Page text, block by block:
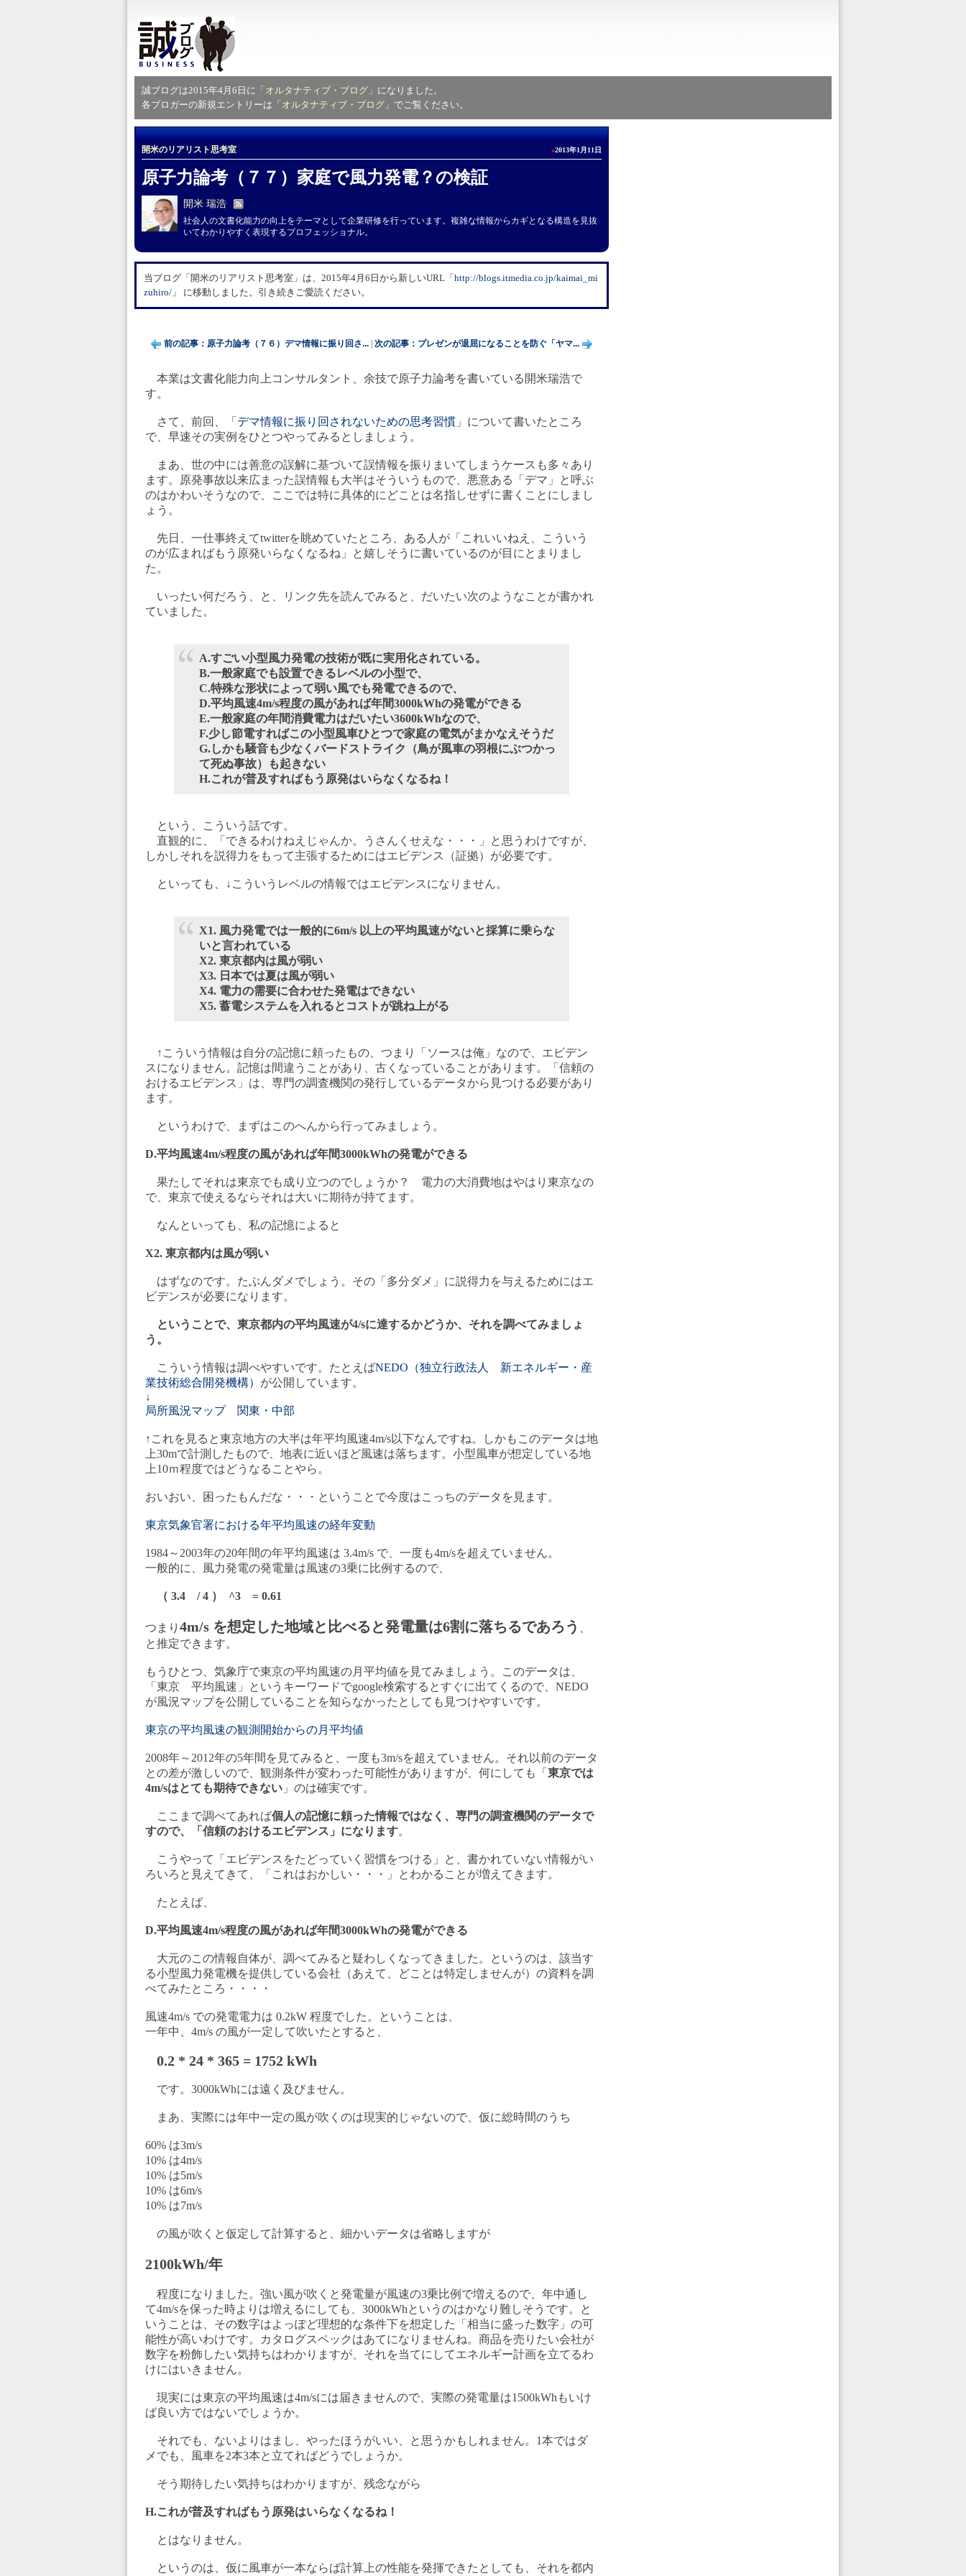
誠ブログは2015年4月6日に「 オルタナティブ・ブログ 」になりました。
各ブロガーの新規エントリーは「 オルタナティブ・ブログ 」でご覧ください。
»2013年1月11日
開米のリアリスト思考室
原子力論考（７７）家庭で風力発電？の検証
開米 瑞浩
社会人の文書化能力の向上をテーマとして企業研修を行っています。複雑な情報からカギとなる構造を見抜
いてわかりやすく表現するプロフェッショナル。
当ブログ「開米のリアリスト思考室」は、2015年4月6日から新しいURL「 ​http://blogs.itmedia.co.jp/kaimai_mi
zuhiro/ 」 に移動しました。引き続きご愛読ください。
前の記事：原子力論考（７６）デマ情報に振り回さ... 次の記事：プレゼンが退屈になることを防ぐ「ヤマ...
本業は文書化能力向上コンサルタント、余技で原子力論考を書いている開米瑞浩で
す。
さて、前回、「 デマ情報に振り回されないための思考習慣 」について書いたところ
で、早速その実例をひとつやってみるとしましょう。
まあ、世の中には善意の誤解に基づいて誤情報を振りまいてしまうケースも多々あり
ます。原発事故以来広まった誤情報も大半はそういうもので、悪意ある「デマ」と呼ぶ
のはかわいそうなので、ここでは特に具体的にどことは名指しせずに書くことにしまし
ょう。
先日、一仕事終えてtwitterを眺めていたところ、ある人が「これいいねえ、こういう
のが広まればもう原発いらなくなるね」と嬉しそうに書いているのが目にとまりまし
た。
いったい何だろう、と、リンク先を読んでみると、だいたい次のようなことが書かれ
ていました。
A.すごい小型風力発電の技術が既に実用化されている。
B.一般家庭でも設置できるレベルの小型で、
C.特殊な形状によって弱い風でも発電できるので、
D.平均風速4m/s程度の風があれば年間3000kWhの発電ができる
E.一般家庭の年間消費電力はだいたい3600kWhなので、
F.少し節電すればこの小型風車ひとつで家庭の電気がまかなえそうだ
G.しかも騒音も少なくバードストライク（鳥が風車の羽根にぶつかっ
て死ぬ事故）も起きない
H.これが普及すればもう原発はいらなくなるね！
という、こういう話です。
直観的に、「できるわけねえじゃんか。うさんくせえな・・・」と思うわけですが、
しかしそれを説得力をもって主張するためにはエビデンス（証拠）が必要です。
といっても、↓こういうレベルの情報ではエビデンスになりません。
X1. 風力発電では一般的に6m/s 以上の平均風速がないと採算に乗らな
いと言われている
X2. 東京都内は風が弱い
X3. 日本では夏は風が弱い
X4. 電力の需要に合わせた発電はできない
X5. 蓄電システムを入れるとコストが跳ね上がる
↑こういう情報は自分の記憶に頼ったもの、つまり「ソースは俺」なので、エビデン
スになりません。記憶は間違うことがあり、古くなっていることがあります。「信頼の
おけるエビデンス」は、専門の調査機関の発行しているデータから見つける必要があり
ます。
というわけで、まずはこのへんから行ってみましょう。
D.平均風速4m/s程度の風があれば年間3000kWhの発電ができる
果たしてそれは東京でも成り立つのでしょうか？ 電力の大消費地はやはり東京なの
で、東京で使えるならそれは大いに期待が持てます。
なんといっても、私の記憶によると
X2. 東京都内は風が弱い
はずなのです。たぶんダメでしょう。その「多分ダメ」に説得力を与えるためにはエ
ビデンスが必要になります。
ということで、東京都内の平均風速が4/sに達するかどうか、それを調べてみましょ
う。
こういう情報は調べやすいです。たとえばNEDO（独立行政法人 新エネルギー・産
業技術総合開発機構） が公開しています。
↓
局所風況マップ 関東・中部
↑これを見ると東京地方の大半は年平均風速4m/s以下なんですね。しかもこのデータは地
上30mで計測したもので、地表に近いほど風速は落ちます。小型風車が想定している地
上10ｍ程度ではどうなることやら。
おいおい、困ったもんだな・・・ということで今度はこっちのデータを見ます。
東京気象官署における年平均風速の経年変動
1984～2003年の20年間の年平均風速は 3.4m/s で、一度も4m/sを超えていません。
一般的に、風力発電の発電量は風速の3乗に比例するので、
（ 3.4 / 4 ） ^3 = 0.61
つまり 4m/s を想定した地域と比べると発電量は6割に落ちるであろう
と推定できます。
もうひとつ、気象庁で東京の平均風速の月平均値を見てみましょう。このデータは、
「東京 平均風速」というキーワードでgoogle検索するとすぐに出てくるので、NEDO
が風況マップを公開していることを知らなかったとしても見つけやすいです。
東京の平均風速の観測開始からの月平均値
2008年～2012年の5年間を見てみると、一度も3m/sを超えていません。それ以前のデータ
との差が激しいので、観測条件が変わった可能性がありますが、何にしても「 東京では
4m/sはとても期待できない 」のは確実です。
ここまで調べてあれば個人の記憶に頼った情報ではなく、専門の調査機関のデータで
すので、「信頼のおけるエビデンス」になります。
こうやって「エビデンスをたどっていく習慣をつける」と、書かれていない情報がい
ろいろと見えてきて、「これはおかしい・・・」とわかることが増えてきます。
たとえば、
D.平均風速4m/s程度の風があれば年間3000kWhの発電ができる
大元のこの情報自体が、調べてみると疑わしくなってきました。というのは、該当す
る小型風力発電機を提供している会社（あえて、どことは特定しませんが）の資料を調
べてみたところ・・・・
風速4m/s での発電電力は 0.2kW 程度でした。ということは、
一年中、4m/s の風が一定して吹いたとすると、
0.2 * 24 * 365 = 1752 kWh
です。3000kWhには遠く及びません。
まあ、実際には年中一定の風が吹くのは現実的じゃないので、仮に総時間のうち
60% は3m/s
10% は4m/s
10% は5m/s
10% は6m/s
10% は7m/s
の風が吹くと仮定して計算すると、細かいデータは省略しますが
2100kWh/年
程度になりました。強い風が吹くと発電量が風速の3乗比例で増えるので、年中通し
て4m/sを保った時よりは増えるにしても、3000kWhというのはかなり難しそうです。と
いうことは、その数字はよっぽど理想的な条件下を想定した「相当に盛った数字」の可
能性が高いわけです。カタログスペックはあてになりませんね。商品を売りたい会社が
数字を粉飾したい気持ちはわかりますが、それを当てにしてエネルギー計画を立てるわ
けにはいきません。
現実には東京の平均風速は4m/sには届きませんので、実際の発電量は1500kWhもいけ
ば良い方ではないでしょうか。
それでも、ないよりはまし、やったほうがいい、と思うかもしれません。1本ではダ
メでも、風車を2本3本と立てればどうでしょうか。
そう期待したい気持ちはわかりますが、残念ながら
H.これが普及すればもう原発はいらなくなるね！
とはなりません。
というのは、仮に風車が一本ならば計算上の性能を発揮できたとしても、それを都内